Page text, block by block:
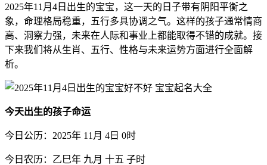
2025年11月4日出生的宝宝，这一天的日子带有阴阳平衡之
象，命理格局稳重，五行多具协调之气。这样的孩子通常情商
高、洞察力强，未来在人际和事业上都能取得不错的成就。接
下来我们将从生肖、五行、性格与未来运势方面进行全面解
析。
今天出生的孩子命运
今日公历：2025年 11月 4日 0时
今日农历：乙巳年 九月 十五 子时